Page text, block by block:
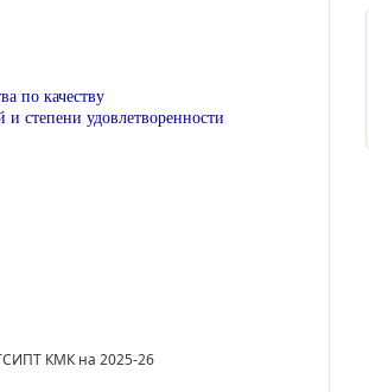
по качеству
степени удовлетворенности
КМК на 2025-26